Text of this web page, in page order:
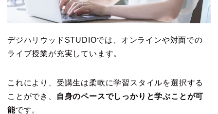
デジハリウッドSTUDIOでは、オンラインや対面での
ライブ授業が充実しています。
これにより、受講生は柔軟に学習スタイルを選択する
ことができ、
自身のペースでしっかりと学ぶことが可
能です。